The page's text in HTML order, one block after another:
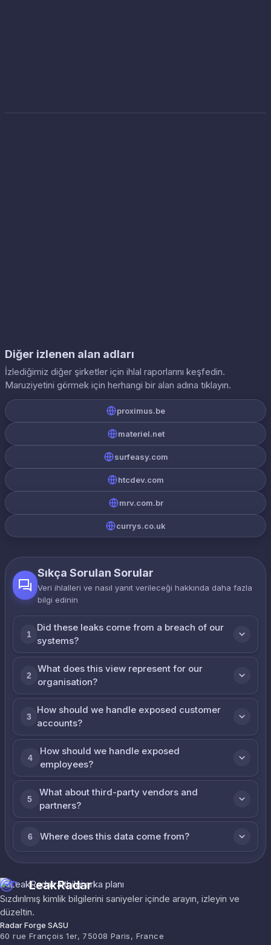
Diğer izlenen alan adları
İzlediğimiz diğer şirketler için ihlal raporlarını keşfedin.
Maruziyetini görmek için herhangi bir alan adına tıklayın.
proximus.be
materiel.net
surfeasy.com
htcdev.com
mrv.com.br
currys.co.uk
Sıkça Sorulan Sorular
Veri ihlalleri ve nasıl yanıt verileceği hakkında daha fazla
bilgi edinin
1
Did these leaks come from a breach of our
systems?
2
What does this view represent for our
organisation?
3
How should we handle exposed customer
accounts?
4
How should we handle exposed
employees?
5
What about third-party vendors and
partners?
6 Where does this data come from?
LeakRadar
Sızdırılmış kimlik bilgilerini saniyeler içinde arayın, izleyin ve
düzeltin.
Radar Forge SASU
60 rue François 1er, 75008 Paris, France